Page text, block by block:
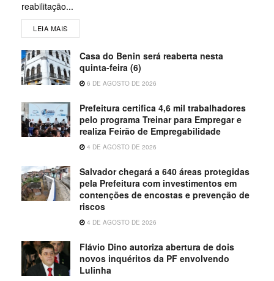
reabilitação...
LEIA MAIS
Casa do Benin será reaberta nesta
quinta-feira (6)
6 DE AGOSTO DE 2026
Prefeitura certifica 4,6 mil trabalhadores
pelo programa Treinar para Empregar e
realiza Feirão de Empregabilidade
4 DE AGOSTO DE 2026
Salvador chegará a 640 áreas protegidas
pela Prefeitura com investimentos em
contenções de encostas e prevenção de
riscos
4 DE AGOSTO DE 2026
Flávio Dino autoriza abertura de dois
novos inquéritos da PF envolvendo
Lulinha